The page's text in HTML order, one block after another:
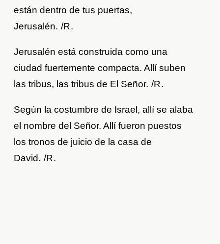
están dentro de tus puertas,
Jerusalén. /R.
Jerusalén está construida como una
ciudad fuertemente compacta. Allí suben
las tribus, las tribus de El Señor. /R.
Según la costumbre de Israel, allí se alaba
el nombre del Señor. Allí fueron puestos
los tronos de juicio de la casa de
David. /R.